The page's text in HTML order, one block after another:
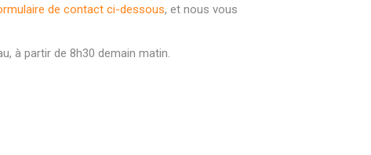
de contact ci-dessous, et nous vous
à partir de 8h30 demain matin.